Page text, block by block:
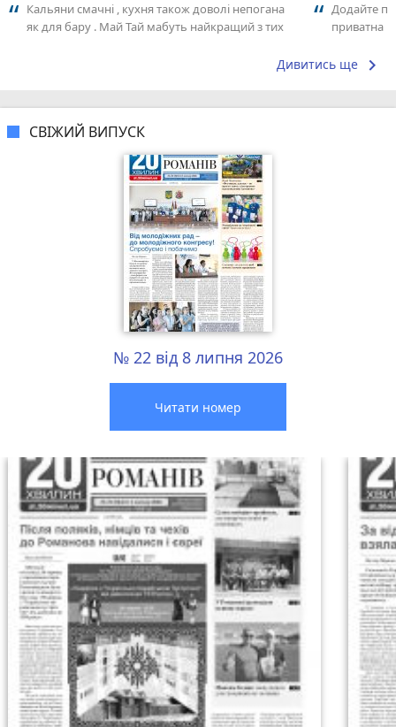
Кальяни смачні , кухня також доволі непогана
як для бару . Май Тай мабуть найкращий з тих
Додайте
приватна
Дивитись ще keyboard_arrow_right
СВІЖИЙ ВИПУСК
№ 22 від 8 липня 2026
Читати номер